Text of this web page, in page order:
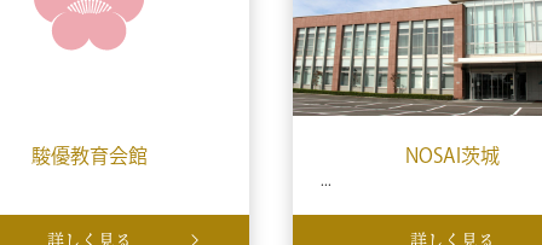
駿優教育会館
詳しく見る
NOSAI茨城
...
詳しく見る